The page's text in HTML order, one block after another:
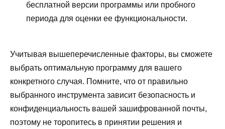
бесплатной версии программы или пробного
периода для оценки ее функциональности.
Учитывая вышеперечисленные факторы, вы сможете
выбрать оптимальную программу для вашего
конкретного случая. Помните, что от правильно
выбранного инструмента зависит безопасность и
конфиденциальность вашей зашифрованной почты,
поэтому не торопитесь в принятии решения и